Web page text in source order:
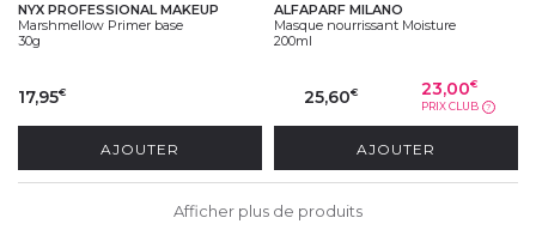
NYX PROFESSIONAL MAKEUP
Marshmellow Primer base
30g
17,95€
AJOUTER
ALFAPARF MILANO
Masque nourrissant Moisture
200ml
25,60€ 23,00€
PRIX CLUB ?
AJOUTER
Afficher plus de produits